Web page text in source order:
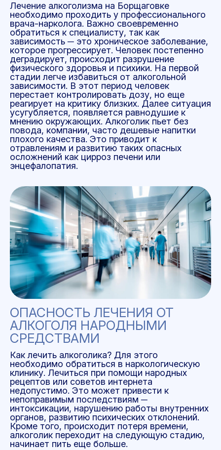
Лечение алкоголизма на Борщаговке
необходимо проходить у профессионального
врача-нарколога. Важно своевременно
обратиться к специалисту, так как
зависимость ─ это хроническое заболевание,
которое прогрессирует. Человек постепенно
деградирует, происходит разрушение
физического здоровья и психики. На первой
стадии легче избавиться от алкогольной
зависимости. В этот период человек
перестает контролировать дозу, но еще
реагирует на критику близких. Далее ситуация
усугубляется, появляется равнодушие к
мнению окружающих. Алкоголик пьет без
повода, компании, часто дешевые напитки
плохого качества. Это приводит к
отравлениям и развитию таких опасных
осложнений как цирроз печени или
энцефалопатия.
ОПАСНОСТЬ ЛЕЧЕНИЯ ОТ
АЛКОГОЛЯ НАРОДНЫМИ
СРЕДСТВАМИ
Как лечить алкоголика? Для этого
необходимо обратиться в наркологическую
клинику. Лечиться при помощи народных
рецептов или советов интернета
недопустимо. Это может привести к
непоправимым последствиям ─
интоксикации, нарушению работы внутренних
органов, развитию психических отклонений.
Кроме того, происходит потеря времени,
алкоголик переходит на следующую стадию,
начинает пить еще больше.